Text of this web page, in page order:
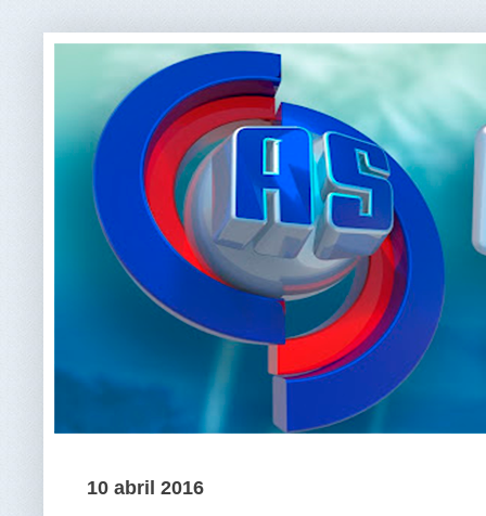
10 abril 2016